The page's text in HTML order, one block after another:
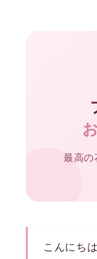
最高の
こんにち